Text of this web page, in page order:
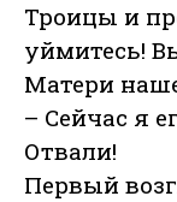
Троицы и
уймитесь!
Матери
– Сейчас я
Отвали!
Первый